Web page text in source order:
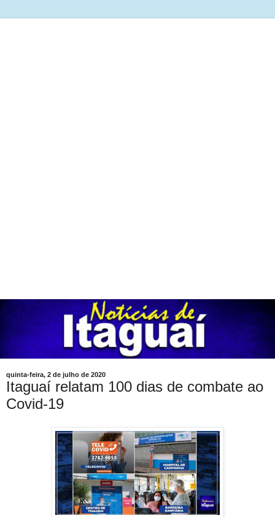
quinta-feira, 2 de julho de 2020
Itaguaí relatam 100 dias de combate ao
Covid-19